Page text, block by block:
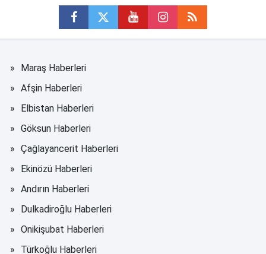
Maraş Haberleri
Afşin Haberleri
Elbistan Haberleri
Göksun Haberleri
Çağlayancerit Haberleri
Ekinözü Haberleri
Andırın Haberleri
Dulkadiroğlu Haberleri
Onikişubat Haberleri
Türkoğlu Haberleri